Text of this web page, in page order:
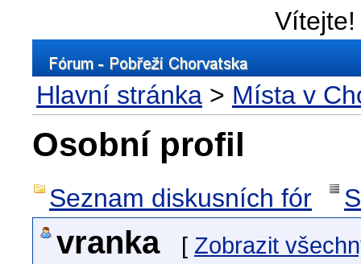
Vítejte!
Hlavní stránka > Místa v
Osobní profil
Seznam diskusních fór
vranka [ Zobrazit